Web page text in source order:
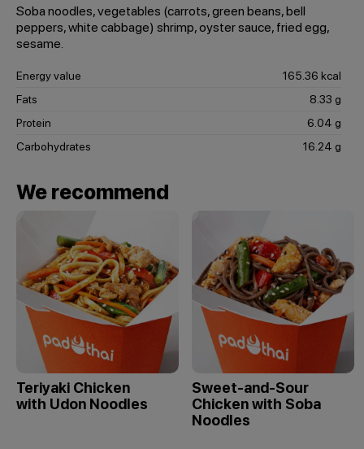
Soba noodles, vegetables (carrots, green beans, bell
peppers, white cabbage) shrimp, oyster sauce, fried egg,
sesame.
Energy value
165.36 kcal
Fats
8.33 g
Protein
6.04 g
Carbohydrates
16.24 g
We recommend
Teriyaki Chicken
with Udon Noodles
Sweet-and-Sour
Chicken with Soba
Noodles